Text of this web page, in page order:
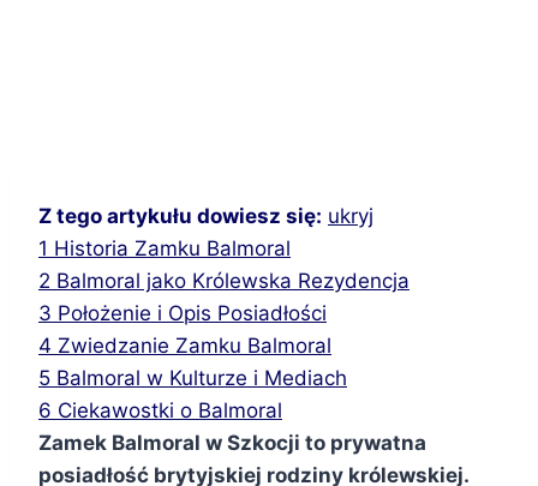
Z tego artykułu dowiesz się: ukryj
1 Historia Zamku Balmoral
2 Balmoral jako Królewska Rezydencja
3 Położenie i Opis Posiadłości
4 Zwiedzanie Zamku Balmoral
5 Balmoral w Kulturze i Mediach
6 Ciekawostki o Balmoral
Zamek Balmoral w Szkocji to prywatna
posiadłość brytyjskiej rodziny królewskiej.